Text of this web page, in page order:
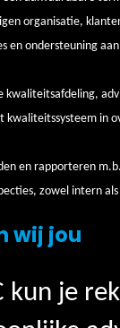
organisatie,
en ondersteuning
kwaliteitsafdeling,
kwaliteitssysteem in
en rapporteren
zowel intern
wij jou
kun je